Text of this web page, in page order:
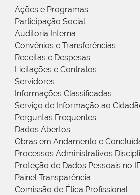
Ações e Programas
Participação Social
Auditoria Interna
Convênios e Transferências
Receitas e Despesas
Licitações e Contratos
Servidores
Informações Classificadas
Serviço de Informação ao
Perguntas Frequentes
Dados Abertos
Obras em Andamento e
Processos Administrativos
Proteção de Dados Pessoais no
Painel Transparência
Comissão de Ética Profissional